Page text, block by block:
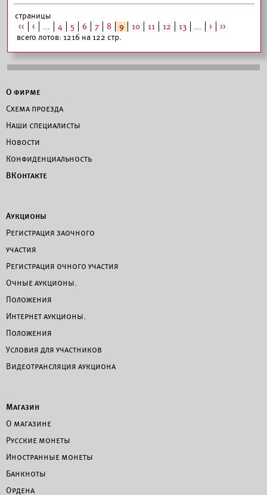
страницы
<<
< ... 4 5 6 7 8 9 10 11 12 13 ... >
>>
всего лотов: 1216 на 122 стр.
О фирме
Схема проезда
Наши специалисты
Новости
Конфиденциальность
ВКонтакте
Аукционы
Регистрация заочного
участия
Регистрация очного участия
Очные аукционы.
Положения
Интернет аукционы.
Положения
Условия для участников
Видеотрансляция аукциона
Магазин
О магазине
Русские монеты
Иностранные монеты
Банкноты
Ордена